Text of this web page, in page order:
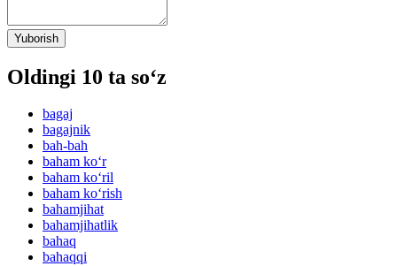
Yuborish
Oldingi 10 ta so‘z
bagaj
bagajnik
bah-bah
baham ko‘r
baham ko‘ril
baham ko‘rish
bahamjihat
bahamjihatlik
bahaq
bahaqqi